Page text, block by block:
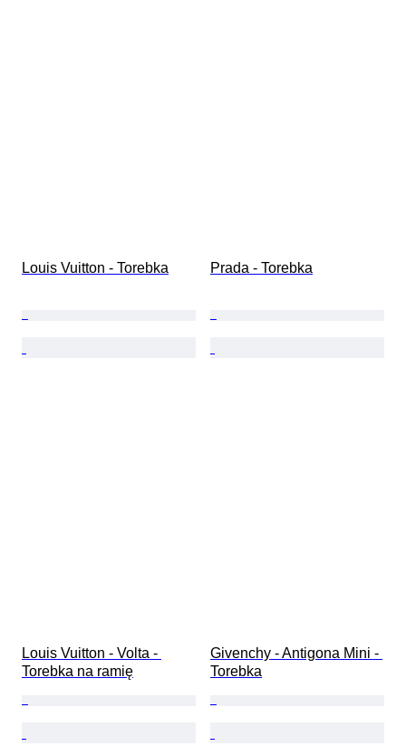
Louis Vuitton - Torebka Prada - Torebka
Louis Vuitton - Volta -
Torebka na ramię
Givenchy - Antigona Mini -
Torebka